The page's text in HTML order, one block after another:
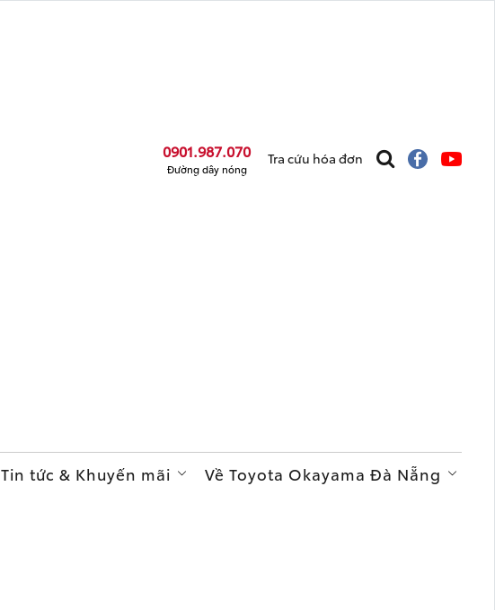
0901.987.070
Đường dây nóng
Tra cứu hóa đơn
Tin tức & Khuyến mãi Về Toyota Okayama Đà Nẵng